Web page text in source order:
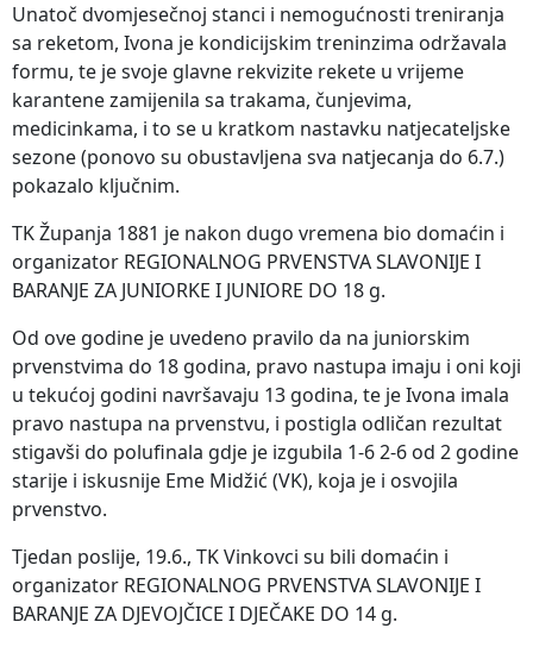
Unatoč dvomjesečnoj stanci i nemogućnosti treniranja
sa reketom, Ivona je kondicijskim treninzima održavala
formu, te je svoje glavne rekvizite rekete u vrijeme
karantene zamijenila sa trakama, čunjevima,
medicinkama, i to se u kratkom nastavku natjecateljske
sezone (ponovo su obustavljena sva natjecanja do 6.7.)
pokazalo ključnim.
TK Županja 1881 je nakon dugo vremena bio domaćin i
organizator REGIONALNOG PRVENSTVA SLAVONIJE I
BARANJE ZA JUNIORKE I JUNIORE DO 18 g.
Od ove godine je uvedeno pravilo da na juniorskim
prvenstvima do 18 godina, pravo nastupa imaju i oni koji
u tekućoj godini navršavaju 13 godina, te je Ivona imala
pravo nastupa na prvenstvu, i postigla odličan rezultat
stigavši do polufinala gdje je izgubila 1-6 2-6 od 2 godine
starije i iskusnije Eme Midžić (VK), koja je i osvojila
prvenstvo.
Tjedan poslije, 19.6., TK Vinkovci su bili domaćin i
organizator REGIONALNOG PRVENSTVA SLAVONIJE I
BARANJE ZA DJEVOJČICE I DJEČAKE DO 14 g.